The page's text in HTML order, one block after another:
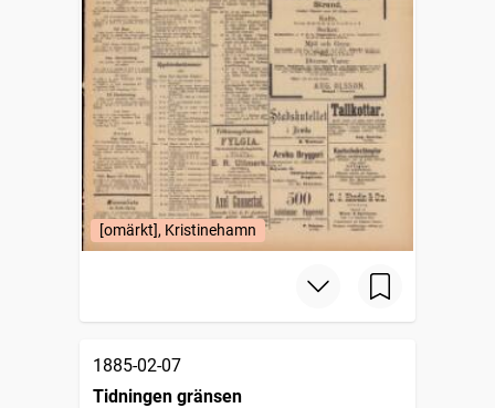
[omärkt], Kristinehamn
1885-02-07
Tidningen gränsen